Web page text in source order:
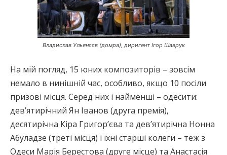
Владислав Ульянєєв (домра), диригент Ігор Шаврук
На мій погляд, 15 юних композиторів – зовсім
немало в нинішній час, особливо, якщо 10 посіли
призові місця. Серед них і найменші – одесити:
дев’ятирічний Ян Іванов (друга премія),
десятирічна Кіра Григор’єва та дев’ятирічна Нонна
Абуладзе (треті місця) і їхні старші колеги – теж з
Одеси Марія Берестова (друге місце) та Анастасія